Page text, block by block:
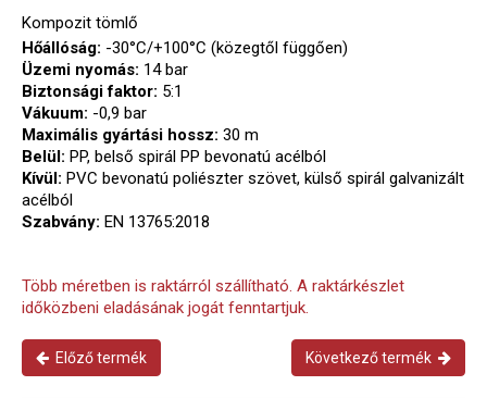
Kompozit tömlő
Hőállóság: -30°C/+100°C (közegtől függően)
Üzemi nyomás: 14 bar
Biztonsági faktor: 5:1
Vákuum: -0,9 bar
Maximális gyártási hossz: 30 m
Belül: PP, belső spirál PP bevonatú acélból
Kívül: PVC bevonatú poliészter szövet, külső spirál galvanizált
acélból
Szabvány: EN 13765:2018
Több méretben is raktárról szállítható. A raktárkészlet
időközbeni eladásának jogát fenntartjuk.
Előző termék Következő termék